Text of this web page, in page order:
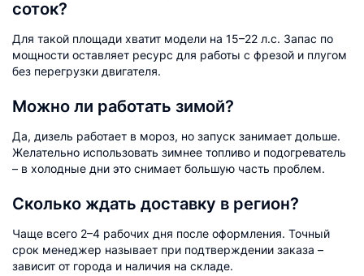
соток?
Для такой площади хватит модели на 15–22 л.с. Запас по
мощности оставляет ресурс для работы с фрезой и плугом
без перегрузки двигателя.
Можно ли работать зимой?
Да, дизель работает в мороз, но запуск занимает дольше.
Желательно использовать зимнее топливо и подогреватель
– в холодные дни это снимает большую часть проблем.
Сколько ждать доставку в регион?
Чаще всего 2–4 рабочих дня после оформления. Точный
срок менеджер называет при подтверждении заказа –
зависит от города и наличия на складе.